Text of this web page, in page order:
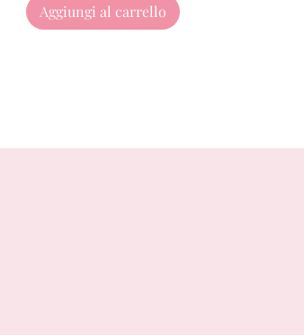
Aggiungi al carrello